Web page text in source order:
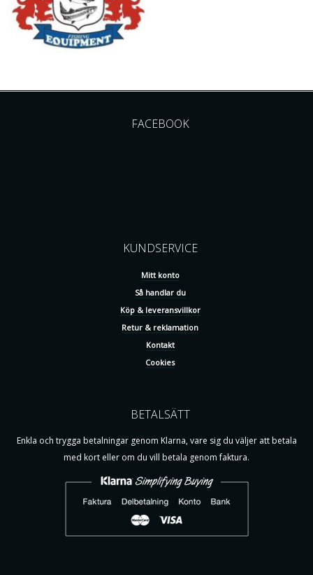
FACEBOOK
KUNDSERVICE
Mitt konto
Så handlar du
Köp & leveransvillkor
Retur & reklamation
Kontakt
Cookies
BETALSÄTT
Enkla och trygga betalningar genom Klarna, vare sig du väljer att betala
med kort eller om du vill betala genom faktura.